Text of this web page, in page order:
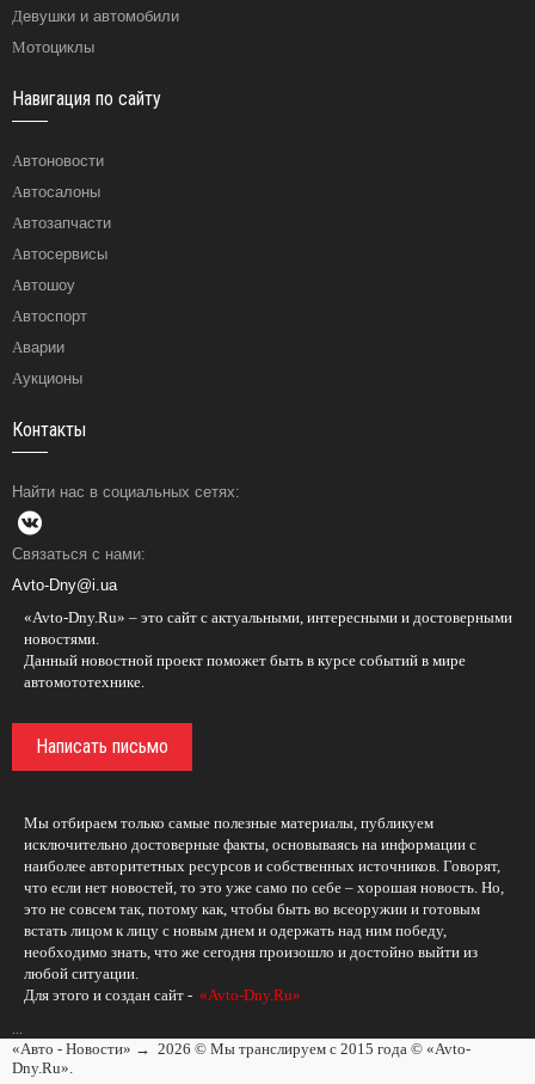
Девушки и автомобили
Мотоциклы
Навигация по сайту
Автоновости
Автосалоны
Автозапчасти
Автосервисы
Автошоу
Автоспорт
Аварии
Аукционы
Контакты
Найти нас в социальных сетях:
Связаться с нами:
Avto-Dny@i.ua
«Avto-Dny.Ru» – это сайт с актуальными, интересными и достоверными
новостями.
Данный новостной проект поможет быть в курсе событий в мире
автомототехнике.
Написать письмо
Мы отбираем только самые полезные материалы, публикуем
исключительно достоверные факты, основываясь на информации с
наиболее авторитетных ресурсов и собственных источников. Говорят,
что если нет новостей, то это уже само по себе – хорошая новость. Но,
это не совсем так, потому как, чтобы быть во всеоружии и готовым
встать лицом к лицу с новым днем и одержать над ним победу,
необходимо знать, что же сегодня произошло и достойно выйти из
любой ситуации.
Для этого и создан сайт - «Avto-Dny.Ru»
...
«Авто - Новости» → 2026 © Мы транслируем с 2015 года © «Avto-
Dny.Ru».